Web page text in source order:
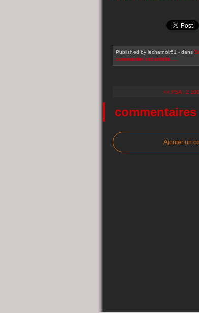
Published by lechatnoir51 - dans
commenter cet article
<< PSA : 2
commentaires
Ajouter un